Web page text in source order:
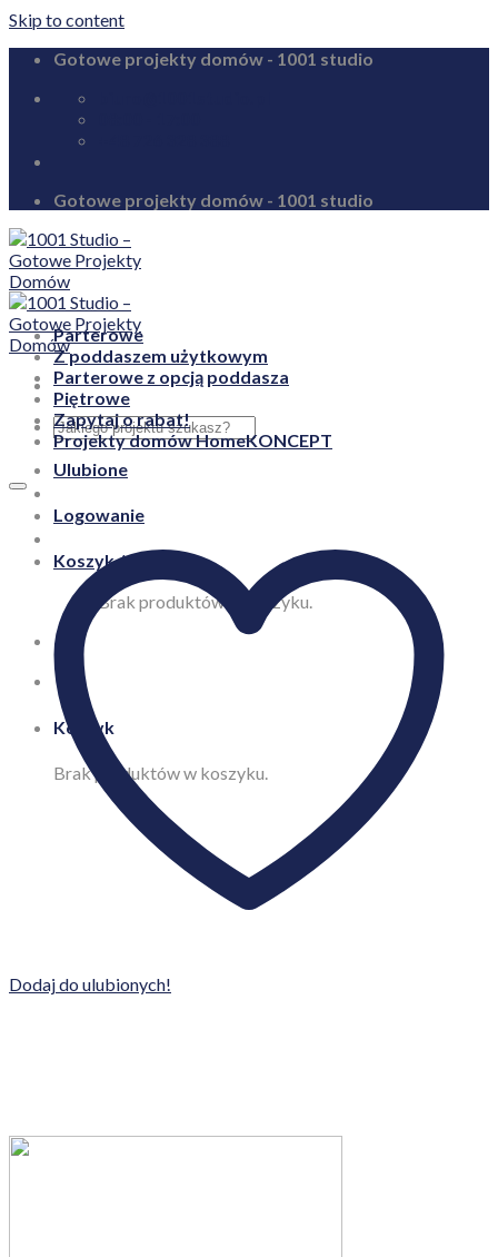
Skip to content
Gotowe projekty domów - 1001 studio
Gotowe projekty domów - 1001 studio
Ulubione
Logowanie
Koszyk /0,00
Brak produktów w koszyku.
Koszyk
Brak produktów w koszyku.
Parterowe
Z poddaszem użytkowym
Parterowe z opcją poddasza
Piętrowe
Zapytaj o rabat!
Projekty domów HomeKONCEPT
Dodaj do ulubionych!